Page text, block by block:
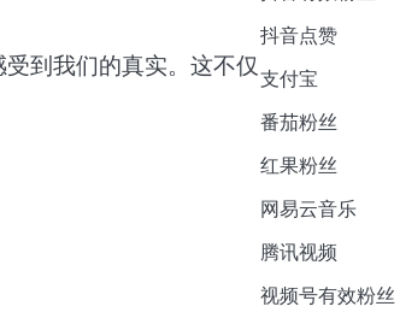
到我们的真实。这不仅
抖音点赞
支付宝
番茄粉丝
红果粉丝
网易云音乐
腾讯视频
视频号有效粉丝